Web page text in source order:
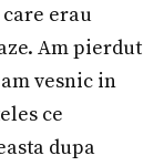
erau
Am pierdut
vesnic in
ce
dupa